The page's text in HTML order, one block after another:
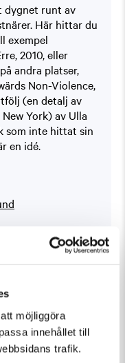
möjliggöra
innehållet till
trafik.
dygnet runt av
Här hittar du
exempel
2010, eller
andra platser,
Non-Violence,
(en detalj av
York) av Ulla
som inte hittat sin
en idé.
visning